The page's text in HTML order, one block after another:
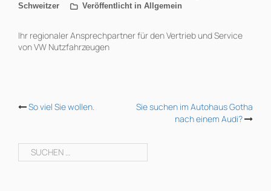
Schweitzer
Veröffentlicht in Allgemein
Ihr regionaler Ansprechpartner für den Vertrieb und Service
von VW Nutzfahrzeugen
BEITRAGS-
So viel Sie wollen.
Sie suchen im Autohaus Gotha
nach einem Audi?
Suchen
nach: